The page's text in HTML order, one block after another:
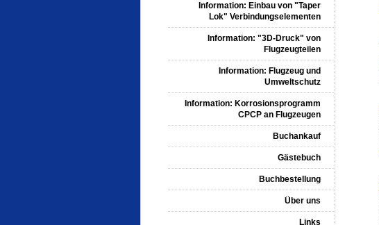
Information: Einbau von "Taper
Lok" Verbindungselementen
Information: "3D-Druck" von
Flugzeugteilen
Information: Flugzeug und
Umweltschutz
Information: Korrosionsprogramm
CPCP an Flugzeugen
Buchankauf
Gästebuch
Buchbestellung
Über uns
Links